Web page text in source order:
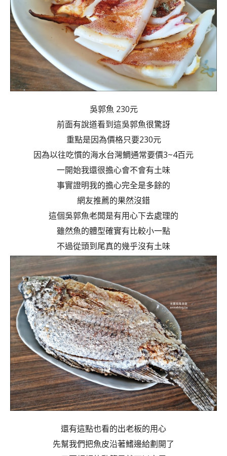
吳郭魚 230元
前面有說道看到這吳郭魚很驚訝
重點是因為價格只要230元
因為以往吃慣的海水台灣鯛通常要價3~4百元
一開始我還很擔心會不會有土味
事實證明我的擔心完全是多餘的
網友推薦的果然沒錯
這個吳郭魚老闆是有用心下去處理的
雖然魚的體型確實有比較小一點
不過從頭到尾真的幾乎沒有土味
還有這點也看的出老板的用心
先幫我們把魚皮沿著鰭邊給劃開了